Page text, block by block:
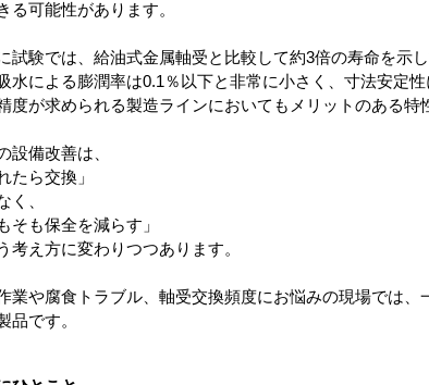
る可能性があります。
試験では、給油式金属軸受と比較して約3倍の寿命を示し
水による膨潤率は0.1％以下と非常に小さく、寸法安定性
度が求められる製造ラインにおいてもメリットのある特
設備改善は、
たら交換」
く、
そも保全を減らす」
考え方に変わりつつあります。
業や腐食トラブル、軸受交換頻度にお悩みの現場では、
品です。